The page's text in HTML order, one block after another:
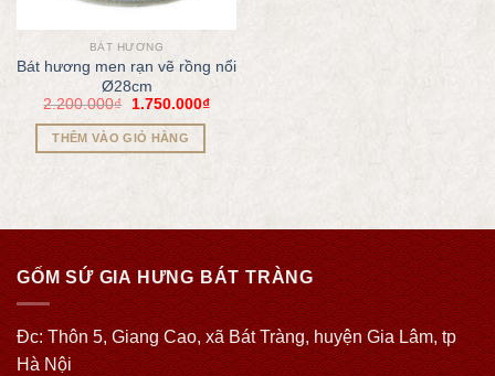
BÁT HƯƠNG
Bát hương men rạn vẽ rồng nổi
Ø28cm
2.200.000₫ 1.750.000₫
THÊM VÀO GIỎ HÀNG
GỐM SỨ GIA HƯNG BÁT TRÀNG
Đc: Thôn 5, Giang Cao, xã Bát Tràng, huyện Gia Lâm, tp
Hà Nội